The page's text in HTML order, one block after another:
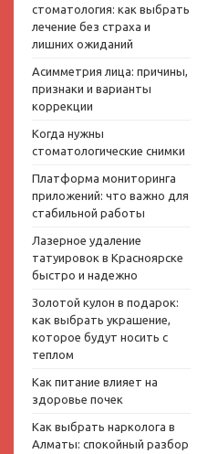
стоматология: как выбрать
лечение без страха и
лишних ожиданий
Асимметрия лица: причины,
признаки и варианты
коррекции
Когда нужны
стоматологические снимки
Платформа мониторинга
приложений: что важно для
стабильной работы
Лазерное удаление
татуировок в Красноярске
быстро и надежно
Золотой кулон в подарок:
как выбрать украшение,
которое будут носить с
теплом
Как питание влияет на
здоровье почек
Как выбрать нарколога в
Алматы: спокойный разбор